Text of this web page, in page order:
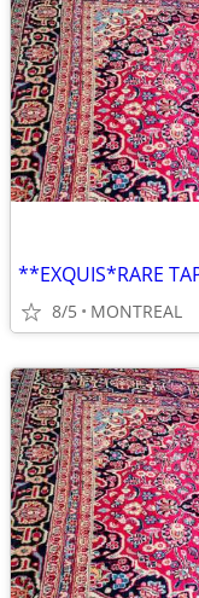
8/5 MONTREAL